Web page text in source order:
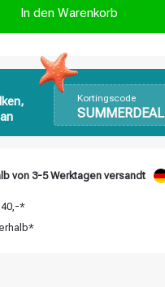
In den Warenkorb
Kortingscode
SUMMERDEAL
von 3-5 Werktagen versandt
*